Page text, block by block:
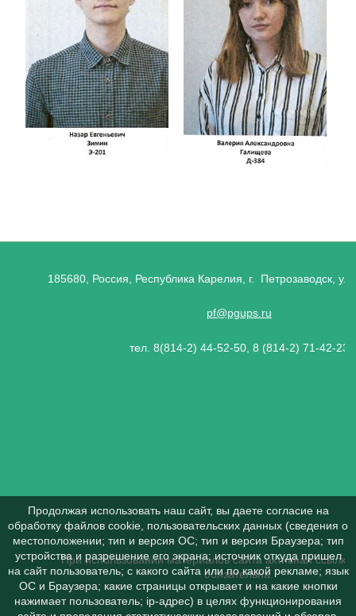
185680, Россия, Республика Карелия, г. Петрозаводск,
pf@pgups.ru
тел. 8(814-2) 44-52-50, 8 (814-2) 71-42-23
При использовании материалов сайта активная ссылка
обязательна.
Продолжая использовать наш сайт, вы даете согласие на
обработку файлов cookie, пользовательских данных (сведения о
местоположении; тип и версия ОС; тип и версия Браузера; тип
устройства и разрешение его экрана; источник откуда пришел
на сайт пользователь; с какого сайта или по какой рекламе; язык
ОС и Браузера; какие страницы открывает и на какие кнопки
нажимает пользователь; ip-адрес) в целях функционирования